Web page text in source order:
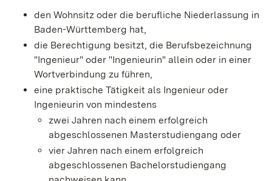
den Wohnsitz oder die berufliche Niederlassung in
Baden-Württemberg hat,
die Berechtigung besitzt, die Berufsbezeichnung
"Ingenieur" oder "Ingenieurin" allein oder in einer
Wortverbindung zu führen,
eine praktische Tätigkeit als Ingenieur oder
Ingenieurin von mindestens
zwei Jahren nach einem erfolgreich
abgeschlossenen Masterstudiengang oder
vier Jahren nach einem erfolgreich
abgeschlossenen Bachelorstudiengang